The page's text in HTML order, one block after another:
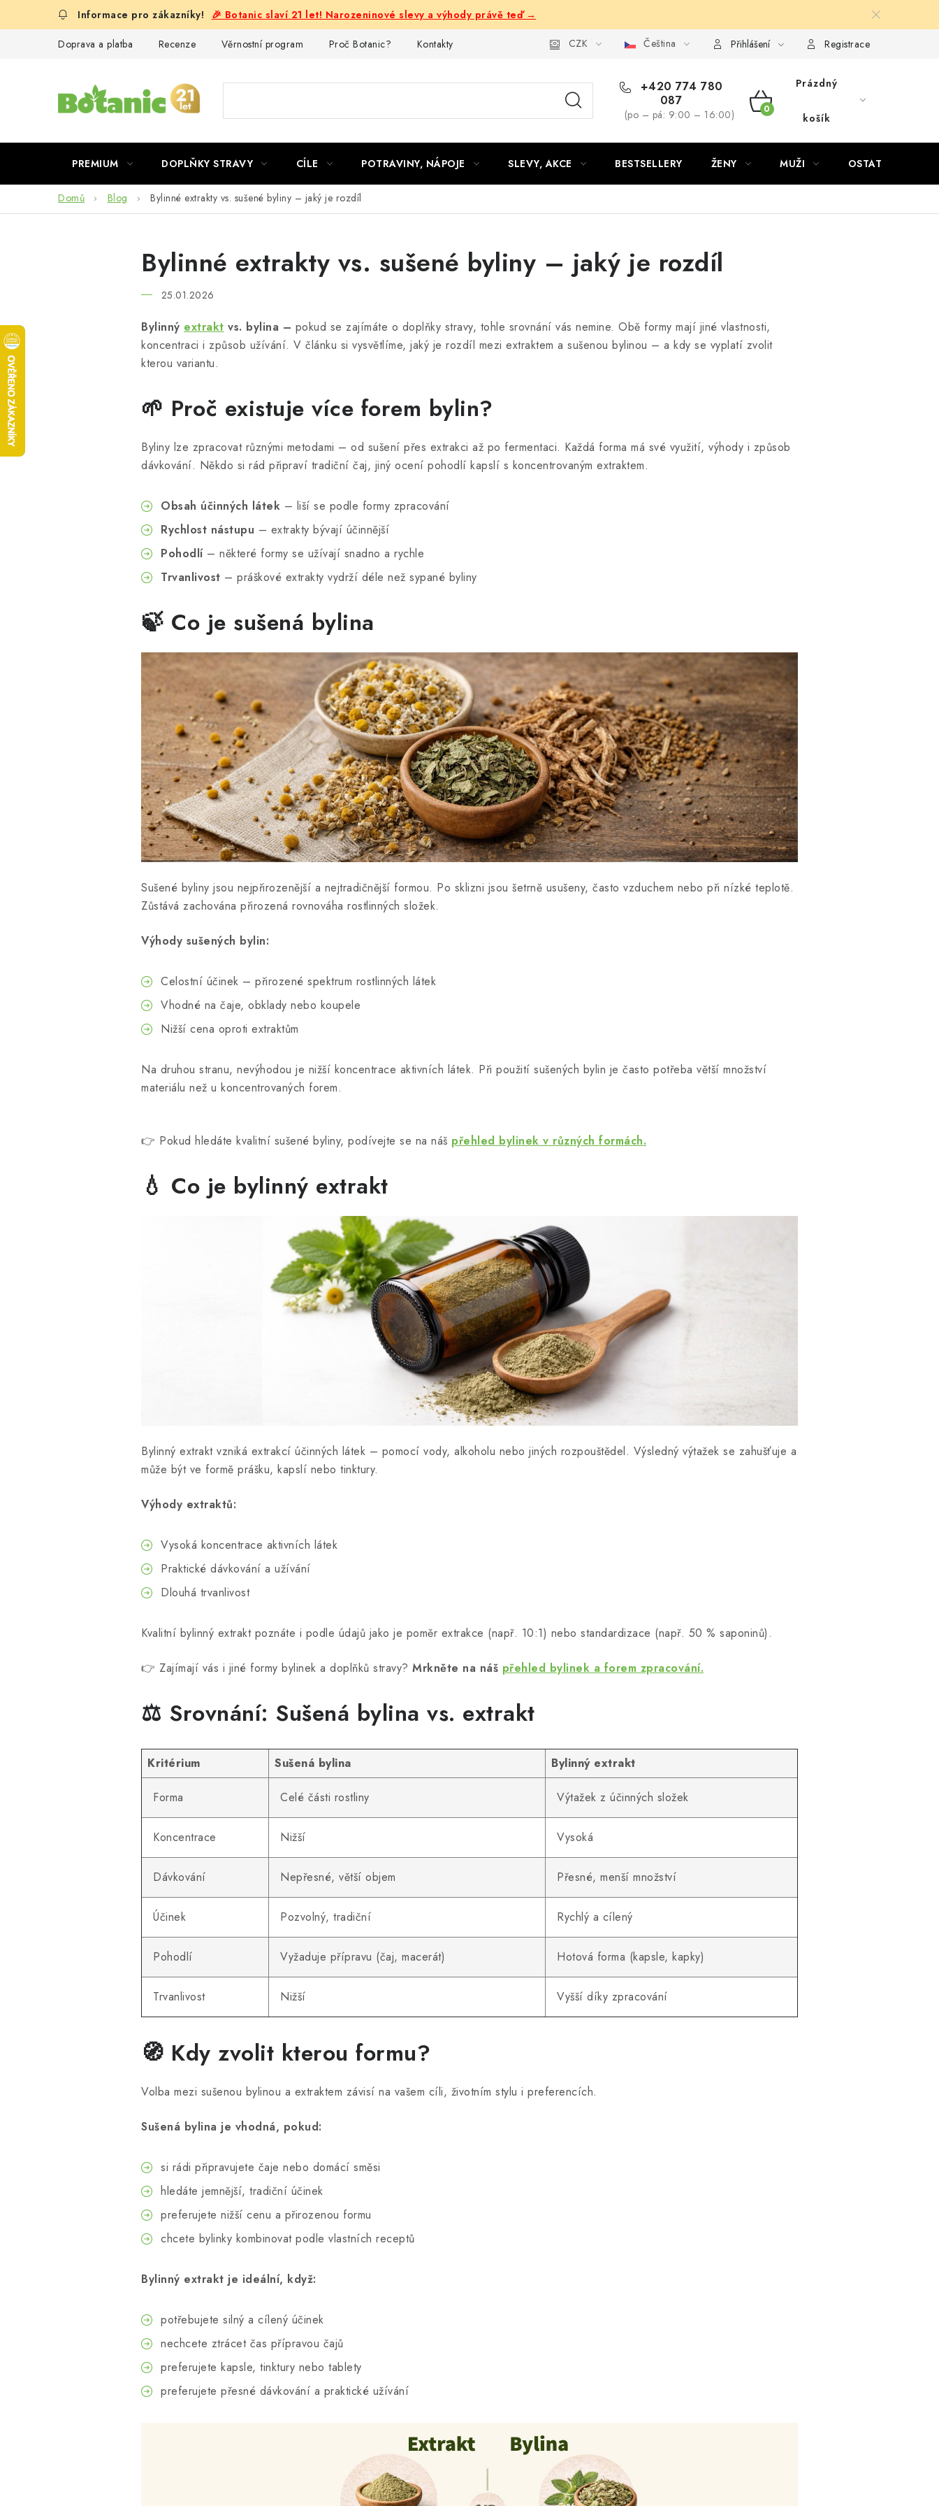
🎉 Botanic slaví 21 let! Narozeninové slevy a výhody právě teď →
Doprava a platba Recenze Věrnostní program Proč Botanic? Kontakty CZK Čeština Přihlášení Registrace
+420 774 780
087
(po – pá: 9:00 – 16:00)
NÁKUPNÍ
Prázdný
košík
PREMIUM DOPLŇKY STRAVY CÍLE POTRAVINY, NÁPOJE SLEVY, AKCE BESTSELLERY ŽENY MUŽI OSTATNÍ
Domů Blog Bylinné extrakty vs. sušené byliny – jaký je rozdíl
Bylinné extrakty vs. sušené byliny – jaký je rozdíl
25.01.2026
Bylinný extrakt vs. bylina – pokud se zajímáte o doplňky stravy, tohle srovnání vás nemine. Obě formy mají jiné vlastnosti,
koncentraci i způsob užívání. V článku si vysvětlíme, jaký je rozdíl mezi extraktem a sušenou bylinou – a kdy se vyplatí zvolit
kterou variantu.
🌱 Proč existuje více forem bylin?
Byliny lze zpracovat různými metodami – od sušení přes extrakci až po fermentaci. Každá forma má své využití, výhody i způsob
dávkování. Někdo si rád připraví tradiční čaj, jiný ocení pohodlí kapslí s koncentrovaným extraktem.
Obsah účinných látek – liší se podle formy zpracování
Rychlost nástupu – extrakty bývají účinnější
Pohodlí– některé formy se užívají snadno a rychle
Trvanlivost – práškové extrakty vydrží déle než sypané byliny
🍃 Co je sušená bylina
Sušené byliny jsou nejpřirozenější a nejtradičnější formou. Po sklizni jsou šetrně usušeny, často vzduchem nebo při nízké teplotě.
Zůstává zachována přirozená rovnováha rostlinných složek.
Výhody sušených bylin:
Celostní účinek – přirozené spektrum rostlinných látek
Vhodné na čaje, obklady nebo koupele
Nižší cena oproti extraktům
Na druhou stranu, nevýhodou je nižší koncentrace aktivních látek. Při použití sušených bylin je často potřeba větší množství
materiálu než u koncentrovaných forem.
👉 Pokud hledáte kvalitní sušené byliny, podívejte se na náš přehled bylinek v různých formách.
💧 Co je bylinný extrakt
Bylinný extrakt vzniká extrakcí účinných látek – pomocí vody, alkoholu nebo jiných rozpouštědel. Výsledný výtažek se zahušťuje a
může být ve formě prášku, kapslí nebo tinktury.
Výhody extraktů:
Vysoká koncentrace aktivních látek
Praktické dávkování a užívání
Dlouhá trvanlivost
Kvalitní bylinný extrakt poznáte i podle údajů jako je poměr extrakce (např. 10:1) nebo standardizace (např. 50 % saponinů).
👉 Zajímají vás i jiné formy bylinek a doplňků stravy? Mrkněte na náš přehled bylinek a forem zpracování.
⚖️ Srovnání: Sušená bylina vs. extrakt
Kritérium Sušená bylina Bylinný extrakt
Forma Celé části rostliny Výtažek z účinných složek
Koncentrace Nižší Vysoká
Dávkování Nepřesné, větší objem Přesné, menší množství
Účinek Pozvolný, tradiční Rychlý a cílený
Pohodlí Vyžaduje přípravu (čaj, macerát) Hotová forma (kapsle, kapky)
Trvanlivost Nižší Vyšší díky zpracování
🧭 Kdy zvolit kterou formu?
Volba mezi sušenou bylinou a extraktem závisí na vašem cíli, životním stylu i preferencích.
Sušená bylina je vhodná, pokud:
si rádi připravujete čaje nebo domácí směsi
hledáte jemnější, tradiční účinek
preferujete nižší cenu a přirozenou formu
chcete bylinky kombinovat podle vlastních receptů
Bylinný extrakt je ideální, když:
potřebujete silný a cílený účinek
nechcete ztrácet čas přípravou čajů
preferujete kapsle, tinktury nebo tablety
preferujete přesné dávkování a praktické užívání